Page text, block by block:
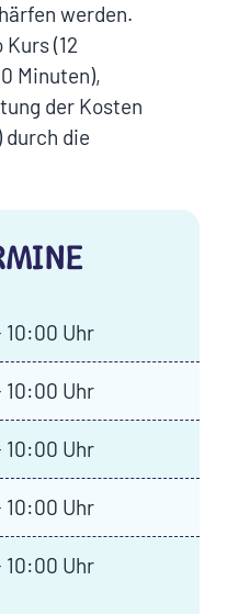
werden.
(12
Minuten),
der Kosten
durch die
Uhr
Uhr
Uhr
Uhr
Uhr